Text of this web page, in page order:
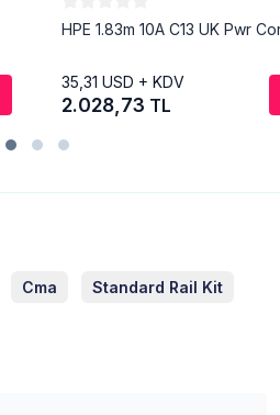
HPE 1.83m 10A C13 UK Pwr
35,31 USD + KDV
2.028,73 TL
Cma Standard Rail Kit